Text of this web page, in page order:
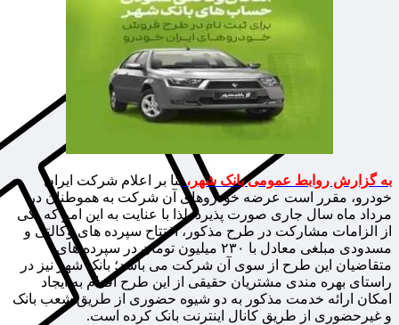
به گزارش روابط عمومی بانک شهر، بنا بر اعلام شرکت ایران
خودرو، مقرر است عرضه خودروهای آن شرکت به هموطنان در
مرداد ماه سال جاری صورت پذیرد. لذا با عنایت به این امر که یکی
از الزامات مشارکت در طرح مذکور، افتتاح سپرده های وکالتی و
مسدودی مبلغی معادل با ۲۳۰ میلیون تومان در سپرده های
متقاضیان این طرح از سوی آن شرکت می باشد؛ بانک شهر نیز در
راستای بهره مندی مشتریان حقیقی از این طرح اقدام به ایجاد
امکان ارائه خدمت مذکور به دو شیوه حضوری از طریق شعب بانک
و غیرحضوری از طریق کانال اینترنت بانک کرده است.